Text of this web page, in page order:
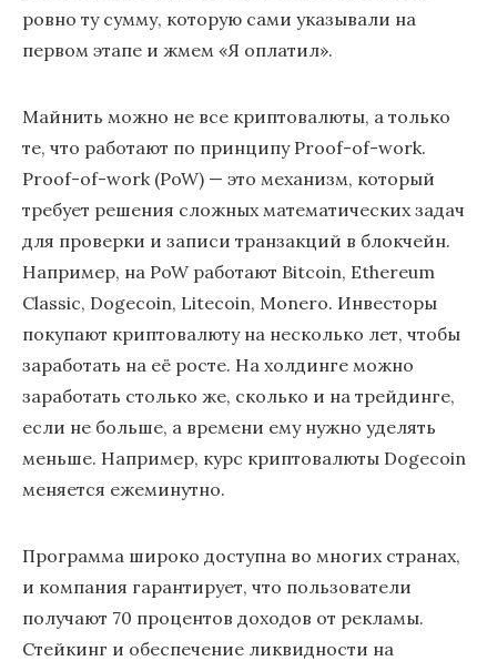
ровно ту сумму, которую сами указывали на
первом этапе и жмем «Я оплатил».
Майнить можно не все криптовалюты, а только
те, что работают по принципу Proof-of-work.
Proof-of-work (PoW) — это механизм, который
требует решения сложных математических задач
для проверки и записи транзакций в блокчейн.
Например, на PoW работают Bitcoin, Ethereum
Classic, Dogecoin, Litecoin, Monero. Инвесторы
покупают криптовалюту на несколько лет, чтобы
заработать на её росте. На холдинге можно
заработать столько же, сколько и на трейдинге,
если не больше, а времени ему нужно уделять
меньше. Например, курс криптовалюты Dogecoin
меняется ежеминутно.
Программа широко доступна во многих странах,
и компания гарантирует, что пользователи
получают 70 процентов доходов от рекламы.
Стейкинг и обеспечение ликвидности на